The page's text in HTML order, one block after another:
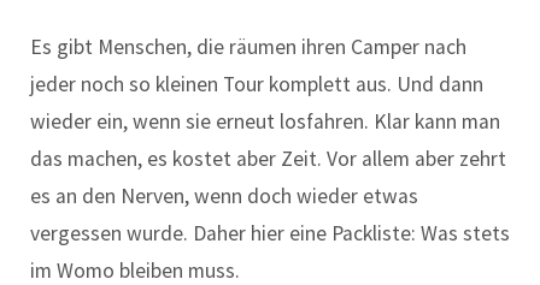
Es gibt Menschen, die räumen ihren Camper nach
jeder noch so kleinen Tour komplett aus. Und dann
wieder ein, wenn sie erneut losfahren. Klar kann man
das machen, es kostet aber Zeit. Vor allem aber zehrt
es an den Nerven, wenn doch wieder etwas
vergessen wurde. Daher hier eine Packliste: Was stets
im Womo bleiben muss.